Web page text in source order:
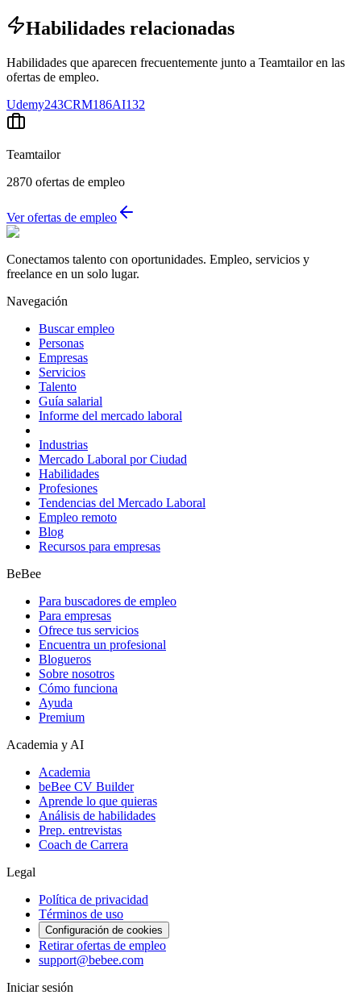
Habilidades relacionadas
Habilidades que aparecen frecuentemente junto a Teamtailor en las
ofertas de empleo.
Udemy243CRM186AI132
Teamtailor
2870 ofertas de empleo
Ver ofertas de empleo
Conectamos talento con oportunidades. Empleo, servicios y
freelance en un solo lugar.
Navegación
Buscar empleo
Personas
Empresas
Servicios
Talento
Guía salarial
Informe del mercado laboral
Industrias
Mercado Laboral por Ciudad
Habilidades
Profesiones
Tendencias del Mercado Laboral
Empleo remoto
Blog
Recursos para empresas
BeBee
Para buscadores de empleo
Para empresas
Ofrece tus servicios
Encuentra un profesional
Blogueros
Sobre nosotros
Cómo funciona
Ayuda
Premium
Academia y AI
Academia
beBee CV Builder
Aprende lo que quieras
Análisis de habilidades
Prep. entrevistas
Coach de Carrera
Legal
Política de privacidad
Términos de uso
Configuración de cookies
Retirar ofertas de empleo
support@bebee.com
Iniciar sesión